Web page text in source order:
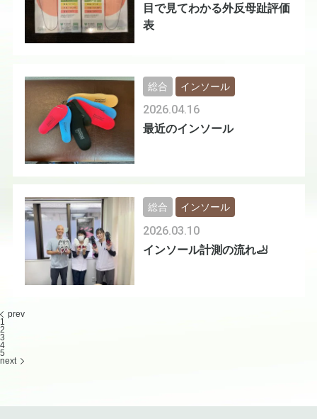
目で見てわかる外反母趾評価
表
最近のインソール
2026.04.16
総合 インソール
インソール計測の流れ🦶
2026.03.10
総合 インソール
prev
1
2
3
4
5
next